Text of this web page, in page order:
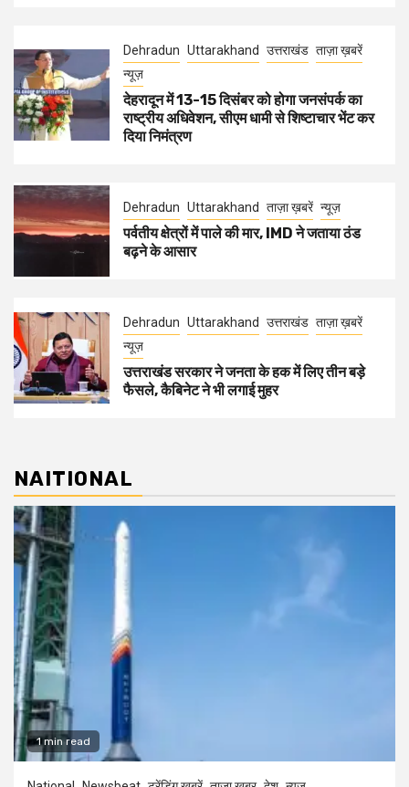
Dehradun Uttarakhand उत्तराखंड ताज़ा ख़बरें
न्यूज़
देहरादून में 13-15 दिसंबर को होगा जनसंपर्क का
राष्ट्रीय अधिवेशन, सीएम धामी से शिष्टाचार भेंट कर
दिया निमंत्रण
Dehradun Uttarakhand ताज़ा ख़बरें न्यूज़
पर्वतीय क्षेत्रों में पाले की मार, IMD ने जताया ठंड
बढ़ने के आसार
Dehradun Uttarakhand उत्तराखंड ताज़ा ख़बरें
न्यूज़
उत्तराखंड सरकार ने जनता के हक में लिए तीन बड़े
फैसले, कैबिनेट ने भी लगाई मुहर
NAITIONAL
1 min read